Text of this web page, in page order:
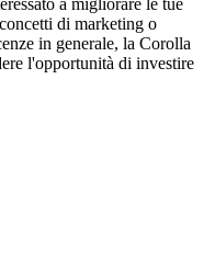
a migliorare le tue
di marketing o
in generale, la Corolla
l'opportunità di investire